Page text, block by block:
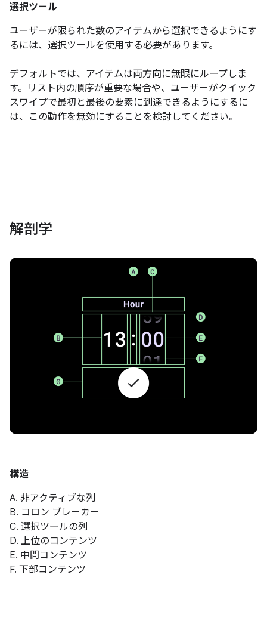
選択ツール
ユーザーが限られた数のアイテムから選択できるようにす
るには、選択ツールを使用する必要があります。
デフォルトでは、アイテムは両方向に無限にループしま
す。リスト内の順序が重要な場合や、ユーザーがクイック
スワイプで最初と最後の要素に到達できるようにするに
は、この動作を無効にすることを検討してください。
解剖学
構造
A. 非アクティブな列
B. コロン ブレーカー
C. 選択ツールの列
D. 上位のコンテンツ
E. 中間コンテンツ
F. 下部コンテンツ